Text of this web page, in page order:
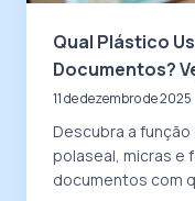
Qual Plástico
Documentos?
11 de dezembro de 2025
Descubra a
polaseal, micras e
documentos com